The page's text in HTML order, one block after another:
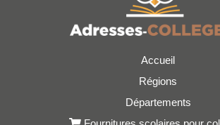
Accueil
Régions
Départements